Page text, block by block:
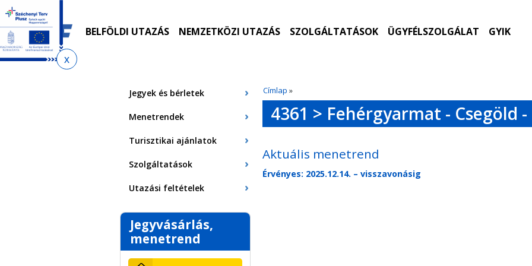
Ugrás
menetrendkeresőhöz
Ugrás
az
almenühöz
Ugrás
tartalomra
Ugrás
az
oldaltérképre
BELFÖLDI UTAZÁS NEMZETKÖZI UTAZÁS SZOLGÁLTATÁSOK ÜGYFÉLSZOLGÁLAT GYIK
Címlap »
Jegyek és bérletek
Menetrendek
Turisztikai ajánlatok
Szolgáltatások
Utazási feltételek
Jegyvásárlás,
menetrend
4361 > Fehérgyarmat - Csegöld
Aktuális menetrend
Érvényes: 2025.12.14. – visszavonásig